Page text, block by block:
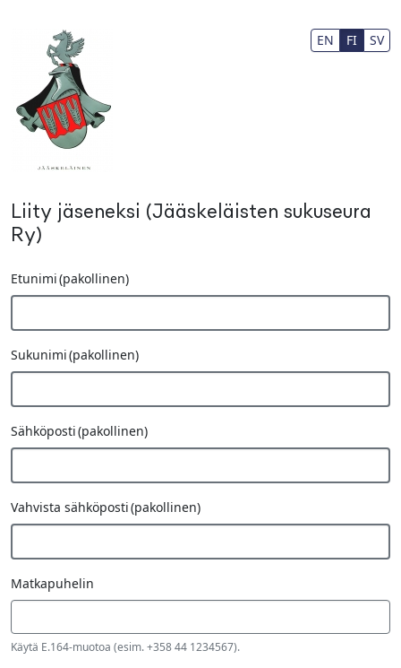
EN FI SV
Liity jäseneksi (Jääskeläisten sukuseura
Ry)
Etunimi(pakollinen)
Sukunimi(pakollinen)
Sähköposti(pakollinen)
Vahvista sähköposti(pakollinen)
Fax
Number
Matkapuhelin
Käytä E.164-muotoa (esim. +358 44 1234567).